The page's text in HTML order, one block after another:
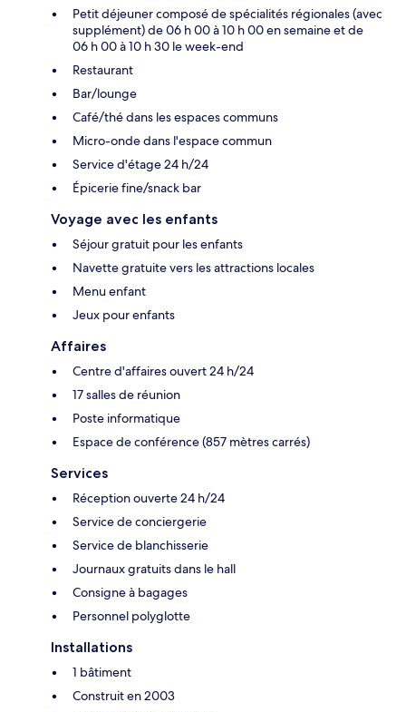
Petit déjeuner composé de spécialités régionales (avec
supplément) de 06 h 00 à 10 h 00 en semaine et de
06 h 00 à 10 h 30 le week-end
Restaurant
Bar/lounge
Café/thé dans les espaces communs
Micro-onde dans l'espace commun
Service d'étage 24 h/24
Épicerie fine/snack bar
Voyage avec les enfants
Séjour gratuit pour les enfants
Navette gratuite vers les attractions locales
Menu enfant
Jeux pour enfants
Affaires
Centre d'affaires ouvert 24 h/24
17 salles de réunion
Poste informatique
Espace de conférence (857 mètres carrés)
Services
Réception ouverte 24 h/24
Service de conciergerie
Service de blanchisserie
Journaux gratuits dans le hall
Consigne à bagages
Personnel polyglotte
Installations
1 bâtiment
Construit en 2003